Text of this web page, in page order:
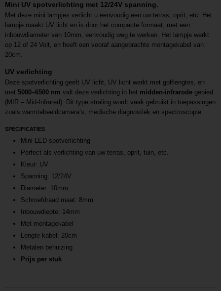
Mini UV spotverlichting met 12/24V spanning.
Met deze mini lampjes verlicht u eenvoudig een uw terras, oprit, etc. Het
lampje maakt UV licht en is door het compacte formaat, met een
inbouwdiameter van 10mm, eenvoudig weg te werken. Het lampje werkt
op 12 of 24 Volt, en heeft een vooraf aangebrachte montagekabel van
20cm.
UV verlichting
Deze spotverlichting geeft UV licht, UV licht werkt met golflengtes, en
met 5000–6500 nm valt deze verlichting in het midden-infrarode gebied
(MIR – Mid-Infrared). Dit type straling wordt vaak gebruikt in toepassingen
zoals warmtebeeldcamera’s, medische diagnostiek en spectroscopie.
SPECIFICATIES
Mini LED spotverlichting
Perfect als verlichting van uw terras, oprit, tuin, etc.
Kleur: UV
Spanning: 12/24V
Diameter: 10mm
Schroefdraad maat: 8mm
Inbouwdiepte: 14mm
Met montagekabel
Lengte kabel: 20cm
Metalen behuizing
Prijs per stuk